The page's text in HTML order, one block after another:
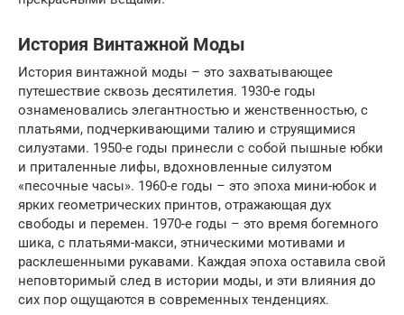
История Винтажной Моды
История винтажной моды – это захватывающее
путешествие сквозь десятилетия. 1930-е годы
ознаменовались элегантностью и женственностью, с
платьями, подчеркивающими талию и струящимися
силуэтами. 1950-е годы принесли с собой пышные юбки
и приталенные лифы, вдохновленные силуэтом
«песочные часы». 1960-е годы – это эпоха мини-юбок и
ярких геометрических принтов, отражающая дух
свободы и перемен. 1970-е годы – это время богемного
шика, с платьями-макси, этническими мотивами и
расклешенными рукавами. Каждая эпоха оставила свой
неповторимый след в истории моды, и эти влияния до
сих пор ощущаются в современных тенденциях.